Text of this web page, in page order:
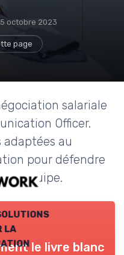
octobre 2023
page
salariale
Officer.
adaptées au
pour défendre
équipe.
la
le livre blanc